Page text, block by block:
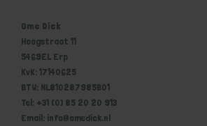
Ome Dick
Hoogstraat 11
5469EL Erp
KvK: 17140625
BTW: NL810287985B01
Tel: +31 (0) 85 20 20 913
Email: info@omedick.nl